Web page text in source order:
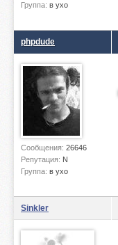
Группа: в ухо
phpdude
Сообщения: 26646
Репутация: N
Группа: в ухо
Sinkler